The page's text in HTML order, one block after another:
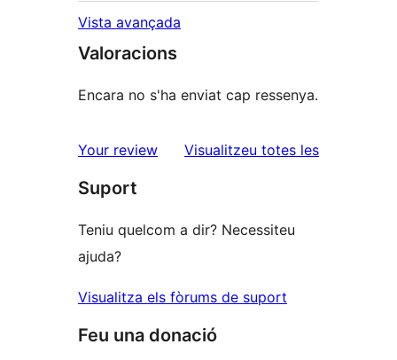
Vista avançada
Valoracions
Encara no s'ha enviat cap ressenya.
Your review Visualitzeu totes lesressenyes
Suport
Teniu quelcom a dir? Necessiteu
ajuda?
Visualitza els fòrums de suport
Feu una donació